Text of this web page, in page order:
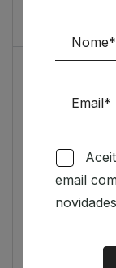
Feedback
email